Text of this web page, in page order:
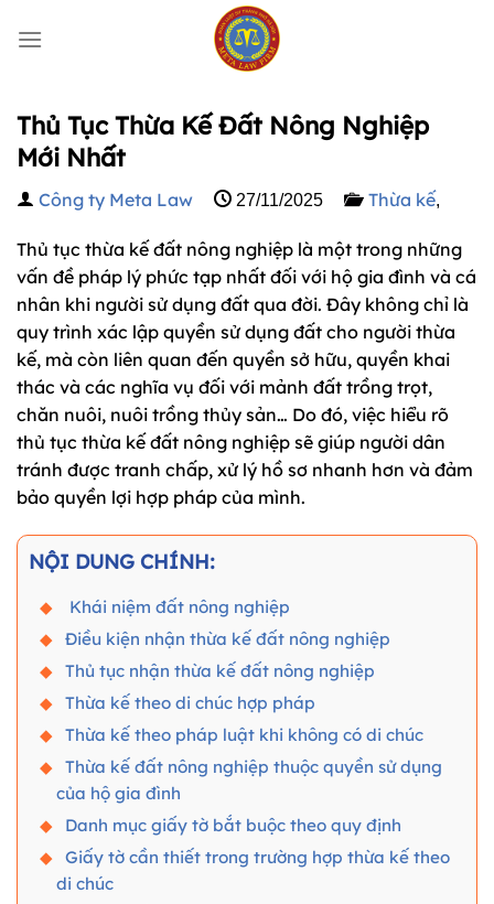
qua
Thủ Tục Thừa Kế Đất Nông Nghiệp
Mới Nhất
Công ty Meta Law 27/11/2025 Thừa kế,
Thủ tục thừa kế đất nông nghiệp là một trong những
vấn đề pháp lý phức tạp nhất đối với hộ gia đình và cá
nhân khi người sử dụng đất qua đời. Đây không chỉ là
quy trình xác lập quyền sử dụng đất cho người thừa
kế, mà còn liên quan đến quyền sở hữu, quyền khai
thác và các nghĩa vụ đối với mảnh đất trồng trọt,
chăn nuôi, nuôi trồng thủy sản… Do đó, việc hiểu rõ
thủ tục thừa kế đất nông nghiệp sẽ giúp người dân
tránh được tranh chấp, xử lý hồ sơ nhanh hơn và đảm
bảo quyền lợi hợp pháp của mình.
NỘI DUNG CHÍNH:
Khái niệm đất nông nghiệp
Điều kiện nhận thừa kế đất nông nghiệp
Thủ tục nhận thừa kế đất nông nghiệp
Thừa kế theo di chúc hợp pháp
Thừa kế theo pháp luật khi không có di chúc
Thừa kế đất nông nghiệp thuộc quyền sử dụng
của hộ gia đình
Danh mục giấy tờ bắt buộc theo quy định
Giấy tờ cần thiết trong trường hợp thừa kế theo
di chúc